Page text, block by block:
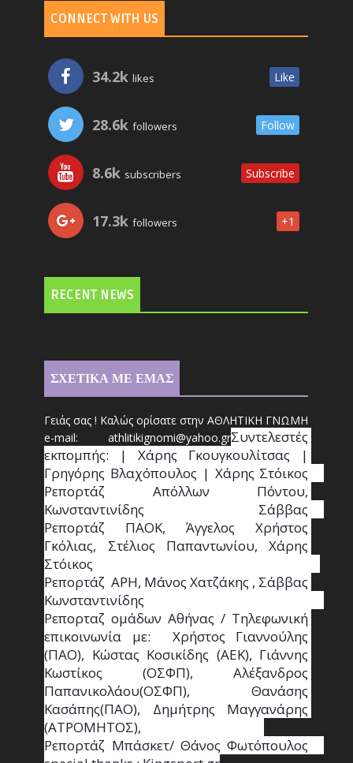
CONNECT WITH US
34.2k likes Like
28.6k followers Follow
8.6k subscribers Subscribe
17.3k followers +1
RECENT NEWS
ΣΧΕΤΙΚΑ ΜΕ ΕΜΑΣ
Γειάς σας ! Καλώς ορίσατε στην ΑΘΛΗΤΙΚΗ ΓΝΩΜΗ
e-mail: athlitikignomi@yahoo.grΣυντελεστές
εκπομπής: | Χάρης Γκουγκουλίτσας |
Γρηγόρης Βλαχόπουλος | Χάρης Στόικος
Ρεπορτάζ Απόλλων Πόντου,
Κωνσταντινίδης   Σάββας
Ρεπορτάζ ΠΑΟΚ, Άγγελος Χρήστος
Γκόλιας, Στέλιος Παπαντωνίου, Χάρης
Στόικος
Ρεπορτάζ  ΑΡΗ, Μάνος Χατζάκης , Σάββας
Κωνσταντινίδης
Ρεπορταζ ομάδων Αθήνας / Τηλεφωνική
επικοινωνία με:  Χρήστος Γιαννούλης
(ΠΑΟ), Κώστας Κοσικίδης (ΑΕΚ), Γιάννης
Κωστίκος (ΟΣΦΠ), Αλέξανδρος
Παπανικολάου(ΟΣΦΠ), Θανάσης
Κασάπης(ΠΑΟ), Δημήτρης Μαγγανάρης
(ΑΤΡΟΜΗΤΟΣ),
Ρεπορτάζ Μπάσκετ/ Θάνος Φωτόπουλος